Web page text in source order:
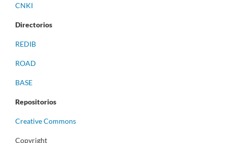
CNKI
Directorios
REDIB
ROAD
BASE
Repositorios
Creative Commons
Copyright